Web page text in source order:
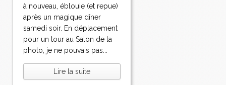
à nouveau, éblouie (et repue)
après un magique dîner
samedi soir. En déplacement
pour un tour au Salon de la
photo, je ne pouvais pas...
Lire la suite